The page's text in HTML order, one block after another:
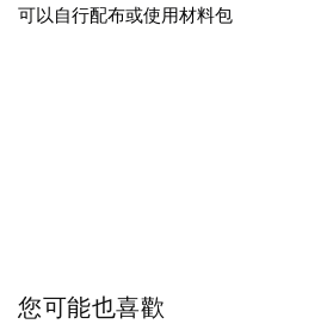
可以自行配布或使用材料包
您可能也喜歡